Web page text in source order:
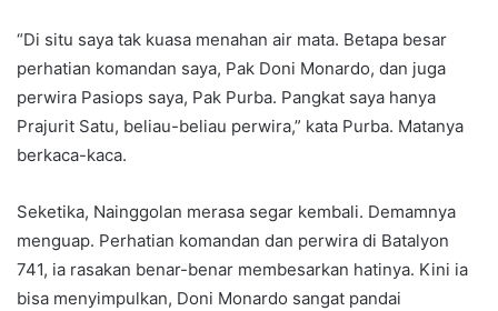
“Di situ saya tak kuasa menahan air mata. Betapa besar
perhatian komandan saya, Pak Doni Monardo, dan juga
perwira Pasiops saya, Pak Purba. Pangkat saya hanya
Prajurit Satu, beliau-beliau perwira,” kata Purba. Matanya
berkaca-kaca.
Seketika, Nainggolan merasa segar kembali. Demamnya
menguap. Perhatian komandan dan perwira di Batalyon
741, ia rasakan benar-benar membesarkan hatinya. Kini ia
bisa menyimpulkan, Doni Monardo sangat pandai